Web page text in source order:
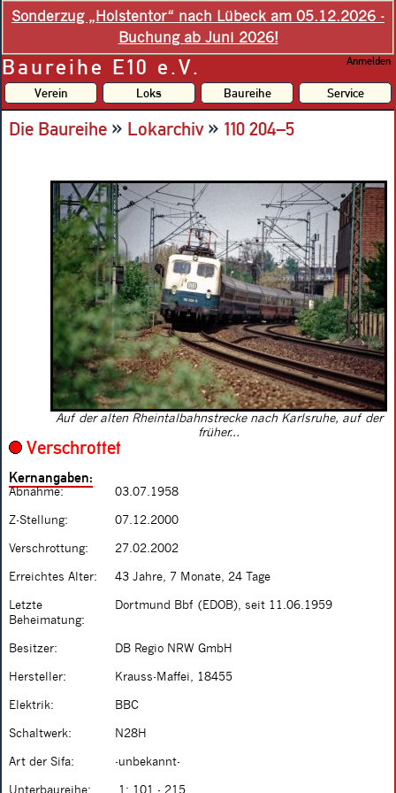
Sonderzug „Holstentor“ nach Lübeck am 05.12.2026 -
Buchung ab Juni 2026!
Baureihe E10 e.V. Anmelden
Verein Loks Baureihe Service
Die Baureihe » Lokarchiv» 110 204–5
Auf der alten Rheintalbahnstrecke nach Karlsruhe, auf der
früher...
Verschrottet
Kernangaben:
Abnahme: 03.07.1958
Z-Stellung: 07.12.2000
Verschrottung: 27.02.2002
Erreichtes Alter: 43 Jahre, 7 Monate, 24 Tage
Letzte
Beheimatung:
Dortmund Bbf (EDOB), seit 11.06.1959
Besitzer: DB Regio NRW GmbH
Hersteller: Krauss-Maffei, 18455
Elektrik: BBC
Schaltwerk: N28H
Art der Sifa: -unbekannt-
Unterbaureihe: .1: 101 - 215